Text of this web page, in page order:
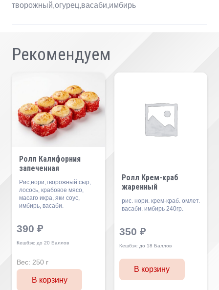
творожный,огурец,васаби,имбирь
Рекомендуем
Ролл Калифорния
запеченная
Рис,нори,творожный сыр,
лосось, крабовое мясо,
масаго икра, яки соус,
имбирь, васаби.
390₽
Кешбэк: до 20 Баллов
Вес:250 г
В корзину
Ролл Крем-краб
жаренный
рис. нори. крем-краб. омлет.
васаби. имбирь 240гр.
350 ₽
Кешбэк: до 18 Баллов
В корзину